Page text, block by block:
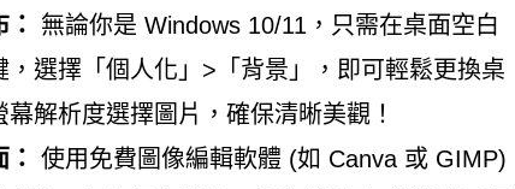
無論你是 Windows 10/11，只需在桌面空白
，選擇「個人化」>「背景」，即可輕鬆更換桌
解析度選擇圖片，確保清晰美觀！
使用免費圖像編輯軟體 (如 Canva 或 GIMP)